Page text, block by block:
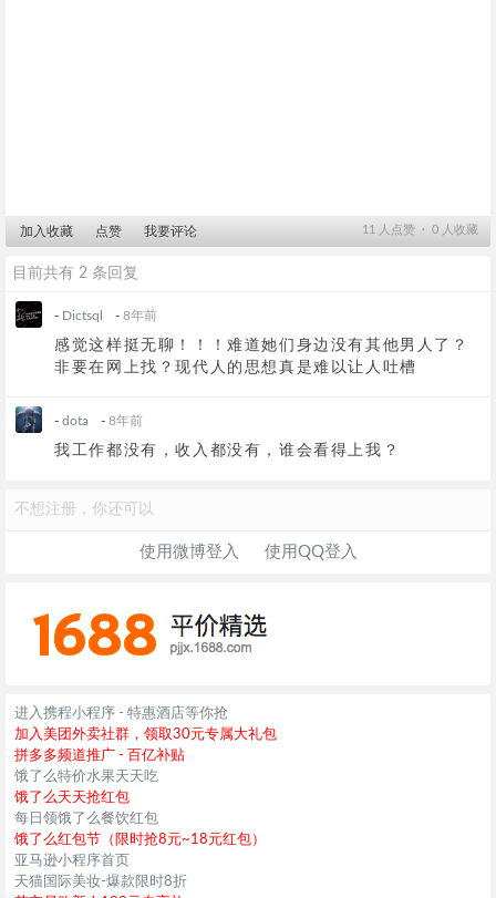
11 人点赞 ∙ 0 人收藏
加入收藏 点赞 我要评论
目前共有 2 条回复
- Dictsql -8年前
感觉这样挺无聊！！！难道她们身边没有其他男人了？
非要在网上找？现代人的思想真是难以让人吐槽
-dota -8年前
我工作都没有，收入都没有，谁会看得上我？
不想注册，你还可以
使用微博登入 使用QQ登入
进入携程小程序 - 特惠酒店等你抢
加入美团外卖社群，领取30元专属大礼包
拼多多频道推广 - 百亿补贴
饿了么特价水果天天吃
饿了么天天抢红包
每日领饿了么餐饮红包
饿了么红包节（限时抢8元~18元红包）
亚马逊小程序首页
天猫国际美妆-爆款限时8折